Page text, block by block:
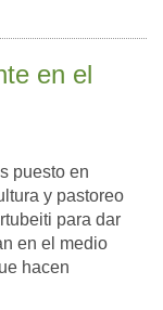
en el
puesto en
y pastoreo
para dar
en el medio
hacen